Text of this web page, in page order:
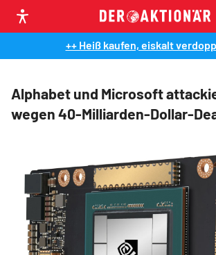
++ Heiß kaufen, eiskalt
Alphabet und Microsoft
wegen 40-Milliarden-Dollar-